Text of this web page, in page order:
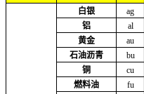
白银 ag
铝
al
黄金
au
石油沥青
bu
铜
cu
燃料油
fu